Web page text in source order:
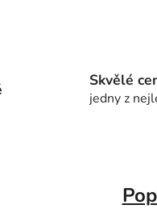
Skvělé
jedny z